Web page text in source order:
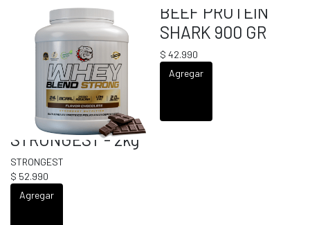
WHEY BLEND
PROTEIN
STRONGEST - 2kg
STRONGEST
$ 52.990
BEEF PROTEIN
SHARK 900 GR
$ 42.990